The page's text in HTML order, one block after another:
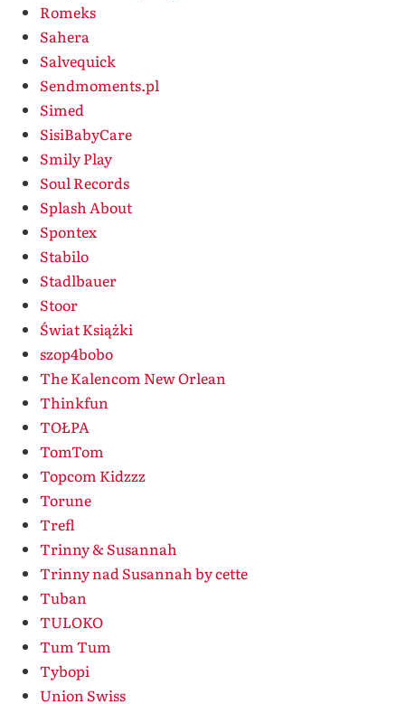
Romeks
Sahera
Salvequick
Sendmoments.pl
Simed
SisiBabyCare
Smily Play
Soul Records
Splash About
Spontex
Stabilo
Stadlbauer
Stoor
Świat Książki
szop4bobo
The Kalencom New Orlean
Thinkfun
TOŁPA
TomTom
Topcom Kidzzz
Torune
Trefl
Trinny & Susannah
Trinny nad Susannah by cette
Tuban
TULOKO
Tum Tum
Tybopi
Union Swiss